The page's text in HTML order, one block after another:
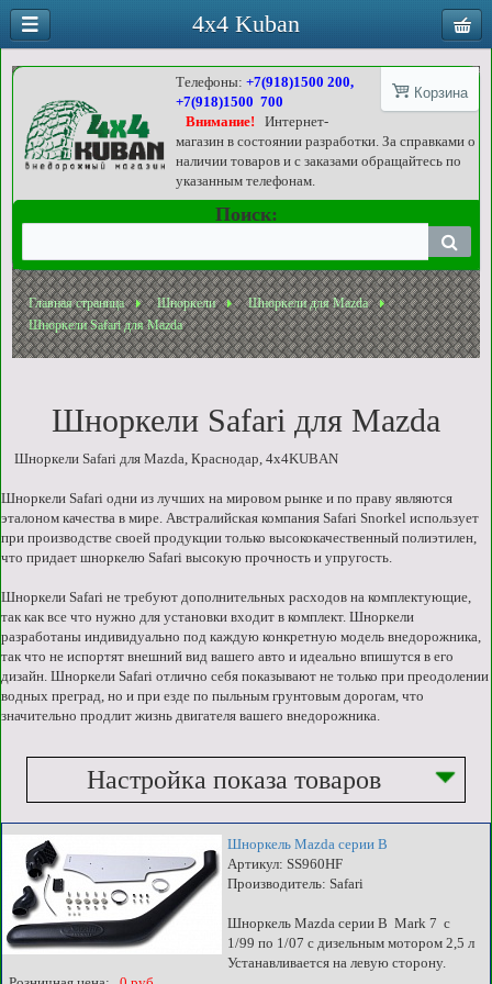
Корзина
Телефоны:+7(918)1500 200,
+7(918)1500 700
Внимание!
Интернет-
магазин в состоянии разработки. За справками о
наличии товаров и с заказами обращайтесь по
указанным телефонам.
Поиск:
Главная страница Шноркели
Шноркели для Mazda
Шноркели Safari для Mazda
Шноркели Safari для Mazda
Шноркели Safari для Mazda, Краснодар, 4x4KUBAN
Шноркели Safari одни из лучших на мировом рынке и по праву являются
эталоном качества в мире. Австралийская компания Safari Snorkel использует
при производстве своей продукции только высококачественный полиэтилен,
что придает шноркелю Safari высокую прочность и упругость.
Шноркели Safari не требуют дополнительных расходов на комплектующие,
так как все что нужно для установки входит в комплект. Шноркели
разработаны индивидуально под каждую конкретную модель внедорожника,
так что не испортят внешний вид вашего авто и идеально впишутся в его
дизайн. Шноркели Safari отлично себя показывают не только при преодолении
водных преград, но и при езде по пыльным грунтовым дорогам, что
значительно продлит жизнь двигателя вашего внедорожника.
Настройка показа товаров
Шноркель Mazda серии B
Артикул: SS960HF
Производитель: Safari
Шноркель Mazda серии B Mark 7 c
1/99 по 1/07 с дизельным мотором 2,5 л
Устанавливается на левую сторону.
4x4 Kuban